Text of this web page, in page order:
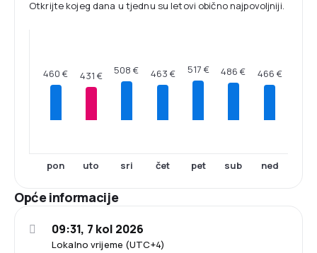
Otkrijte kojeg dana u tjednu su letovi obično najpovoljniji.
460 €
pon
431 €
uto
508 €
sri
463 €
čet
517 €
pet
486 €
sub
466 €
ned
Opće informacije
Lokalno vrijeme (UTC+4)
09:31, 7 kol 2026